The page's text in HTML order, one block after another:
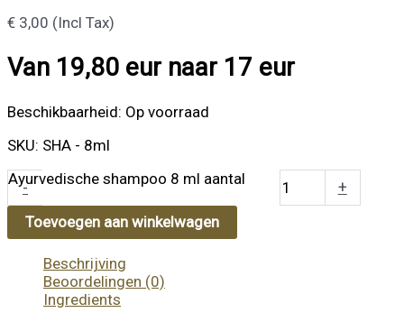
€ 3,00 (Incl Tax)
Van 19,80 eur naar 17 eur
Beschikbaarheid: Op voorraad
SKU: SHA - 8ml
-
Ayurvedische shampoo 8 ml aantal +
Toevoegen aan winkelwagen
Beschrijving
Beoordelingen (0)
Ingredients